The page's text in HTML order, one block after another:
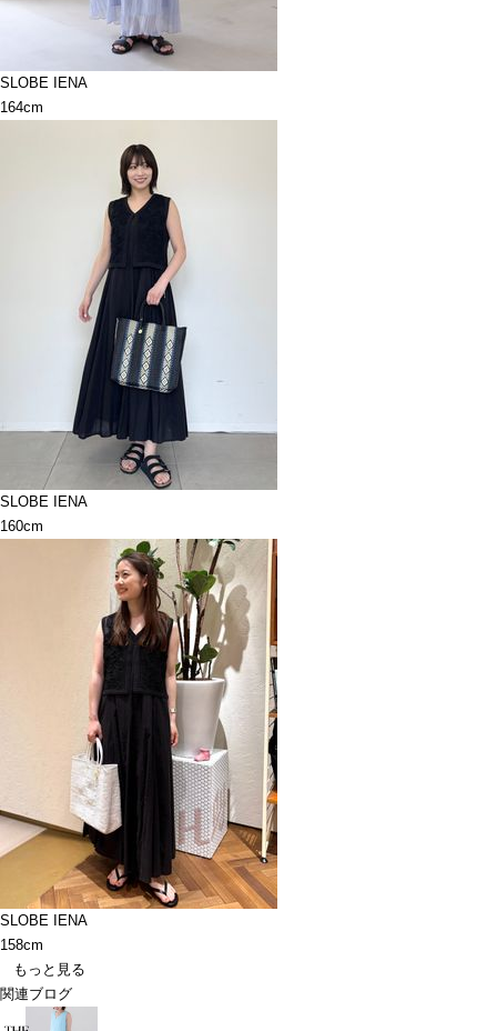
SLOBE IENA
164cm
SLOBE IENA
160cm
SLOBE IENA
158cm
もっと見る
関連ブログ